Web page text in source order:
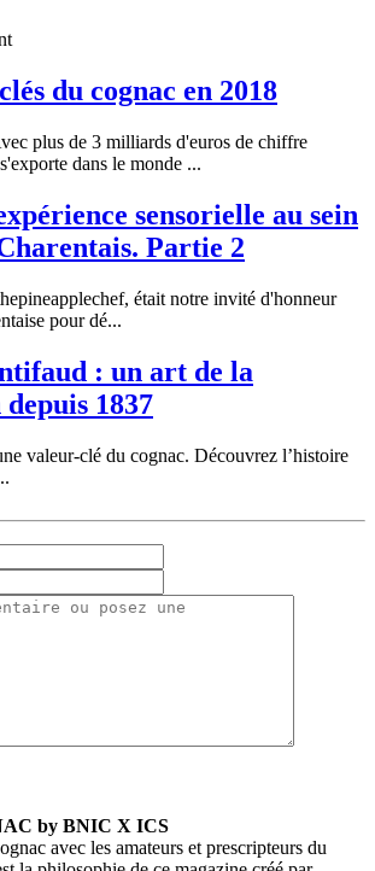
du cognac en 2018
plus de 3 milliards d'euros de chiffre
dans le monde ...
sensorielle au sein
Partie 2
était notre invité d'honneur
pour dé...
: un art de la
1837
valeur-clé du cognac. Découvrez l’histoire
by BNIC X ICS
avec les amateurs et prescripteurs du